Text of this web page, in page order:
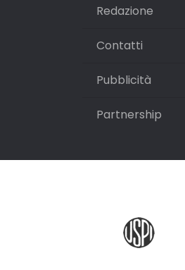
Redazione
Contatti
Pubblicità
Partnership